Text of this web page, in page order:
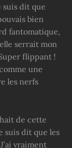
suis dit que
bien
fantomatique,
serrait mon
flippant !
une
les nerfs
de cette
suis dit que les
vraiment